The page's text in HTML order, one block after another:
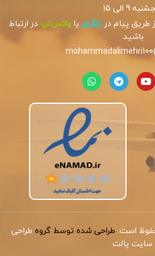
9 الی 15
طریق پیام درتلگرام یاواتس‌اپدر ارتباط
باشید.
است. طراحی شده توسط گروه طراحی
سایت پالت